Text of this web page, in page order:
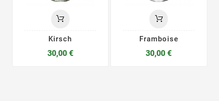
Kirsch
30,00 €
Framboise
30,00 €